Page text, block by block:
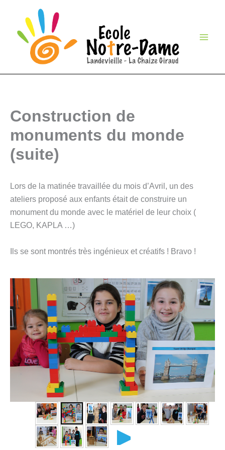
contenu
Construction de
monuments du monde
(suite)
Lors de la matinée travaillée du mois d’Avril, un des
ateliers proposé aux enfants était de construire un
monument du monde avec le matériel de leur choix (
LEGO, KAPLA …)
Ils se sont montrés très ingénieux et créatifs ! Bravo !
►